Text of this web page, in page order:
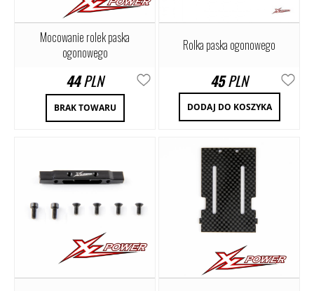
Mocowanie rolek paska
ogonowego
44PLN
BRAK TOWARU
Rolka paska ogonowego
45PLN
DODAJ DO KOSZYKA